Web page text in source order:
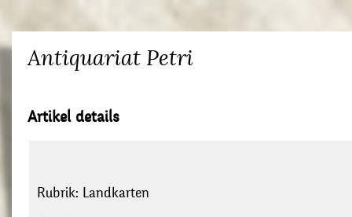
Antiquariat Petri
Artikel details
Rubrik: Landkarten